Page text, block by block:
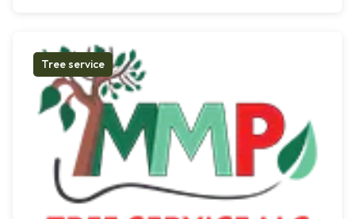
Tree service